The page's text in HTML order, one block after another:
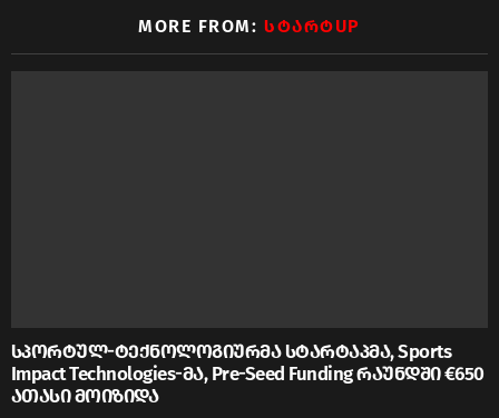
MORE FROM:ᲡᲢᲐᲠᲢUP
სპორტულ-ტექნოლოგიურმა სტარტაპმა, Sports
Impact Technologies-მა, Pre-Seed Funding რაუნდში €650
ათასი მოიზიდა